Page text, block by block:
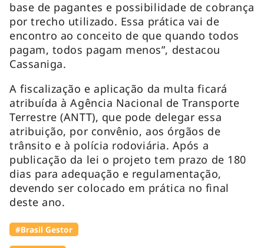
base de pagantes e possibilidade de cobrança
por trecho utilizado. Essa prática vai de
encontro ao conceito de que quando todos
pagam, todos pagam menos”, destacou
Cassaniga.
A fiscalização e aplicação da multa ficará
atribuída à Agência Nacional de Transporte
Terrestre (ANTT), que pode delegar essa
atribuição, por convênio, aos órgãos de
trânsito e à polícia rodoviária. Após a
publicação da lei o projeto tem prazo de 180
dias para adequação e regulamentação,
devendo ser colocado em prática no final
deste ano.
#Brasil Gestor